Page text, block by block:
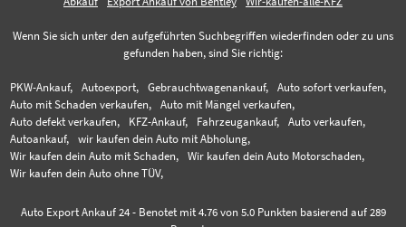
Wenn Sie sich unter den aufgeführten Suchbegriffen wiederfinden oder zu uns
gefunden haben, sind Sie richtig:
PKW-Ankauf, Autoexport, Gebrauchtwagenankauf,
Auto sofort verkaufen,
Auto mit Schaden verkaufen,
Auto mit Mängel verkaufen,
Auto defekt verkaufen,
KFZ-Ankauf, Fahrzeugankauf,
Auto verkaufen,
Autoankauf,
wir kaufen dein Auto mit Abholung,
Wir kaufen dein Auto mit Schaden,
Wir kaufen dein Auto Motorschaden,
Wir kaufen dein Auto ohne TÜV,
Auto Export Ankauf 24- Benotet mit 4.76von 5.0 Punkten basierend auf 289